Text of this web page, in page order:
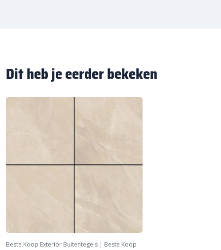
Dit heb je eerder bekeken
Beste Koop Exterior Buitentegels | Beste Koop